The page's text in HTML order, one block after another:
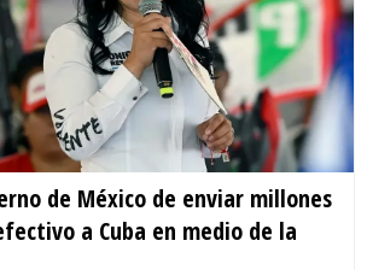
de México de enviar millones
a Cuba en medio de la